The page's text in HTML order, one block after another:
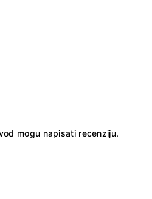
mogu napisati recenziju.